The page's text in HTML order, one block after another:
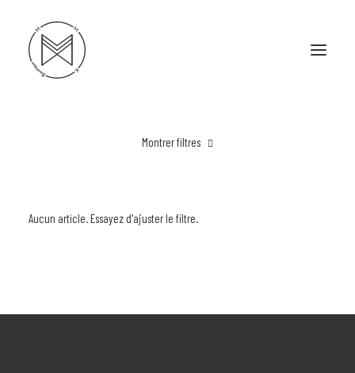
POUR ELLE
Montrer filtres
Aucun article. Essayez d'ajuster le filtre.